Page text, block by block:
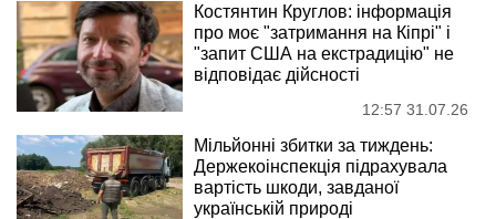
Костянтин Круглов: інформація
про моє "затримання на Кіпрі" і
"запит США на екстрадицію" не
відповідає дійсності
12:57 31.07.26
Мільйонні збитки за тиждень:
Держекоінспекція підрахувала
вартість шкоди, завданої
українській природі